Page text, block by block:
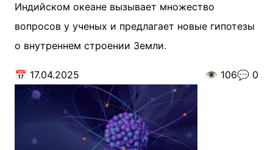
Индийском океане вызывает множество
вопросов у ученых и предлагает новые гипотезы
о внутреннем строении Земли.
📅 17.04.2025 👁️ 106💬 0